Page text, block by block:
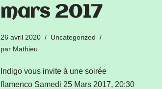
mars 2017
26 avril 2020
Uncategorized
par Mathieu
Indigo vous invite à une soirée
flamenco Samedi 25 Mars 2017, 20:30